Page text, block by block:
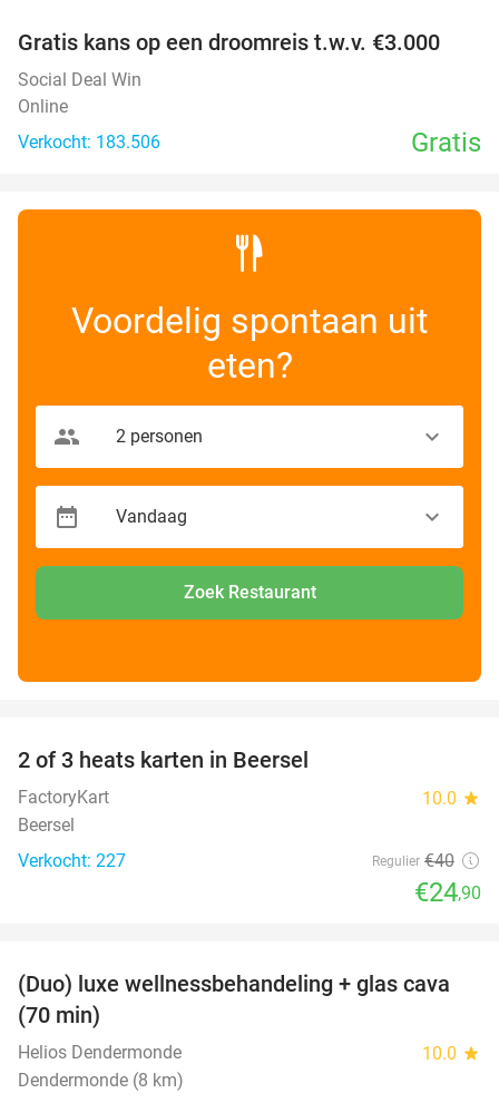
Gratis kans op een droomreis t.w.v. €3.000
Social Deal Win
Online
Verkocht: 183.506
Gratis
Voordelig spontaan uit
eten?
Zoek Restaurant
2 of 3 heats karten in Beersel
FactoryKart 10.0 star
Beersel
Verkocht: 227
Regulier €40
€24,90
50%
(Duo) luxe wellnessbehandeling + glas cava
(70 min)
Helios Dendermonde 10.0 star
Dendermonde (8 km)